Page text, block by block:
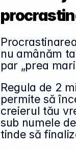
nu amânăm
par „prea
Regula de 2
permite să
creierul tău
sub numele
tinde să